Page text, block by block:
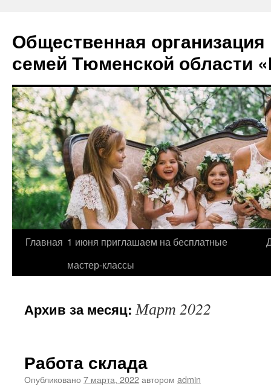
содержимому
Общественная
семей Тюменской области
Главная 1 июня приглашаем на бесплатные
мастер-классы
Архив за месяц:Март 2022
Работа склада
Опубликовано 7 марта, 2022автором admin